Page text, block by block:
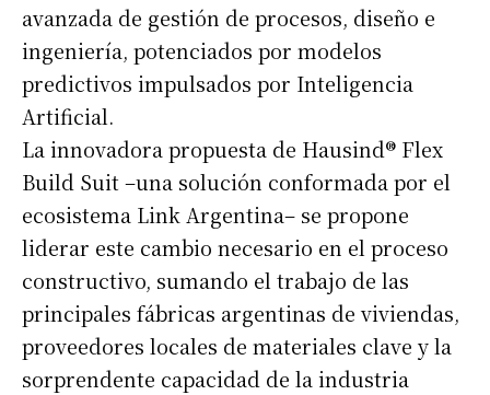
avanzada de gestión de procesos, diseño e
ingeniería, potenciados por modelos
predictivos impulsados por Inteligencia
Artificial.
La innovadora propuesta de Hausind® Flex
Build Suit –una solución conformada por el
ecosistema Link Argentina– se propone
liderar este cambio necesario en el proceso
constructivo, sumando el trabajo de las
principales fábricas argentinas de viviendas,
proveedores locales de materiales clave y la
sorprendente capacidad de la industria